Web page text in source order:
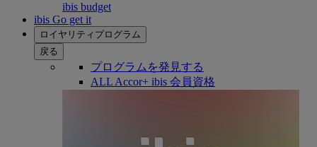
ibis budget
ibis Go get it
ロイヤリティプログラム
戻る
プログラムを発見する
ALL Accor+ ibis 会員資格